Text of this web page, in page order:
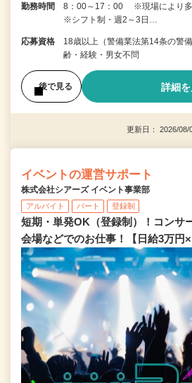
勤務時間
8：00～17：00 ※現場により多
※シフト制・週2～3日…
応募資格
18歳以上（警備業法第14条の警
齢・経験・男女不問
後で見る 詳細
更新日： 2026/
イベントの運営サポート
株式会社シアーズ イベント事業部
アルバイト パート 登録制
短期・単発OK（登録制）！コンサ
会場などでのお仕事！【日給3万円×